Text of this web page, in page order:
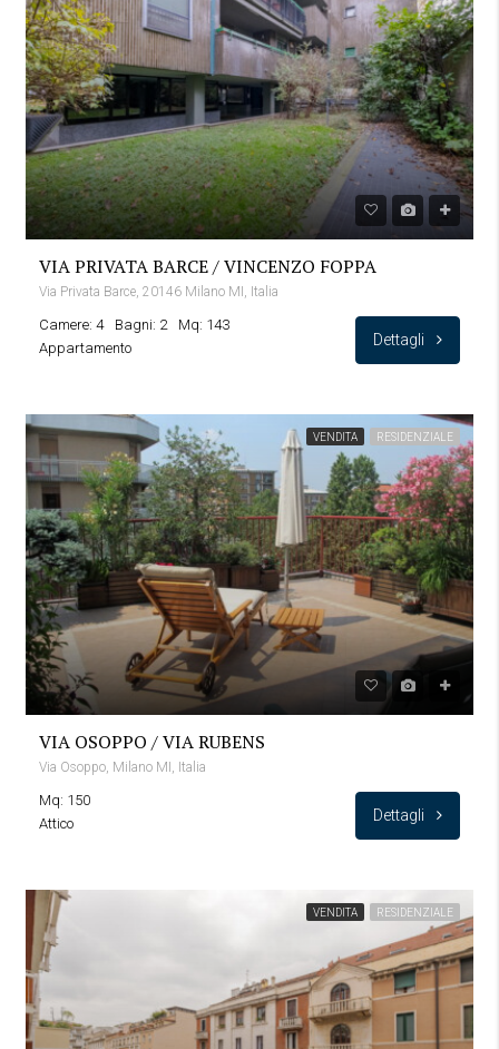
VIA PRIVATA BARCE / VINCENZO FOPPA
Via Privata Barce, 20146 Milano MI, Italia
Camere: 4 Bagni: 2
Mq: 143
Appartamento
Dettagli
VENDITA RESIDENZIALE
VIA OSOPPO / VIA RUBENS
Via Osoppo, Milano MI, Italia
Mq: 150
Attico
Dettagli
VENDITA RESIDENZIALE